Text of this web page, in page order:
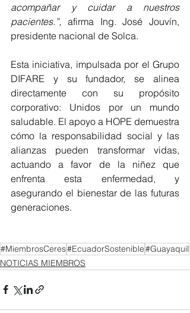
acompañar y cuidar a nuestros
pacientes.”, afirma Ing. José Jouvín,
presidente nacional de Solca.
Esta iniciativa, impulsada por el Grupo
DIFARE y su fundador, se alinea
directamente con su propósito
corporativo: Unidos por un mundo
saludable. El apoyo a HOPE demuestra
cómo la responsabilidad social y las
alianzas pueden transformar vidas,
actuando a favor de la niñez que
enfrenta esta enfermedad, y
asegurando el bienestar de las futuras
generaciones.
#MiembrosCeres#EcuadorSostenible#Guayaquil
NOTICIAS MIEMBROS